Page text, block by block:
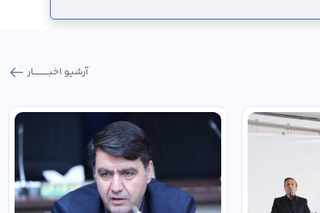
آرشیو اخبـــــــــــار